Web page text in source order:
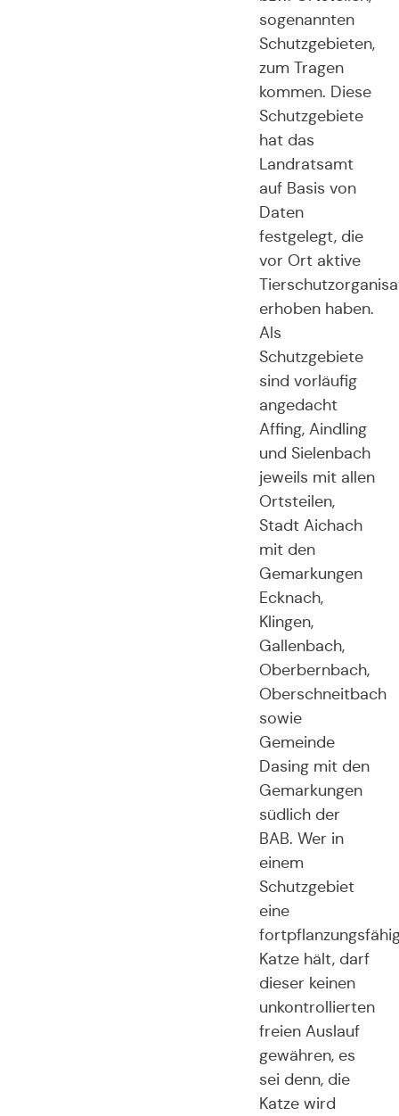
sogenannten
Schutzgebieten,
zum Tragen
kommen. Diese
Schutzgebiete
hat das
Landratsamt
auf Basis von
Daten
festgelegt, die
vor Ort aktive
erhoben haben.
Als
Schutzgebiete
sind vorläufig
angedacht
Affing, Aindling
und Sielenbach
jeweils mit allen
Ortsteilen,
Stadt Aichach
mit den
Gemarkungen
Ecknach,
Klingen,
Gallenbach,
Oberbernbach,
Oberschneitbach
sowie
Gemeinde
Dasing mit den
Gemarkungen
südlich der
BAB. Wer in
einem
Schutzgebiet
eine
Katze hält, darf
dieser keinen
unkontrollierten
freien Auslauf
gewähren, es
sei denn, die
Katze wird